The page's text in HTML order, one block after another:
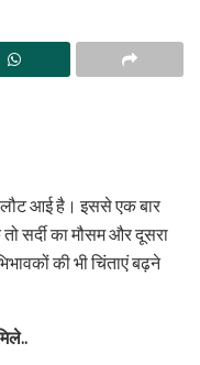
लौट आई है। इससे एक बार
सर्दी का मौसम और दूसरा
की भी चिंताएं बढ़ने